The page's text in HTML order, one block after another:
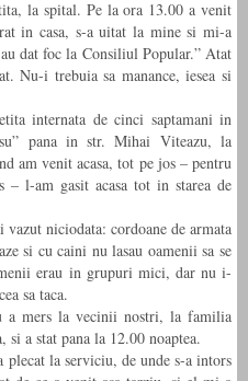
la spital. Pe la ora 13.00 a venit
in casa, s-a uitat la mine si mi-a
dat foc la Consiliul Popular.” Atat
Nu-i trebuia sa manance, iesea si
internata de cinci saptamani in
pana in str. Mihai Viteazu, la
am venit acasa, tot pe jos – pentru
l-am gasit acasa tot in starea de
vazut niciodata: cordoane de armata
si cu caini nu lasau oamenii sa se
erau in grupuri mici, dar nu i-
sa taca.
a mers la vecinii nostri, la familia
si a stat pana la 12.00 noaptea.
la serviciu, de unde s-a intors